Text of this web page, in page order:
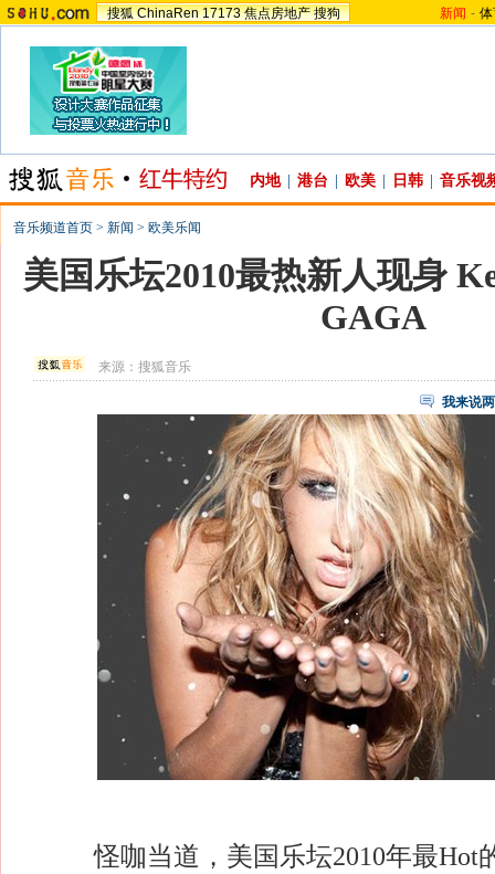
搜狐 ChinaRen 17173 焦点房地产 搜狗 新闻 -
内地 港台 欧美 日韩 音乐视
音乐频道首页 > 新闻 > 欧美乐闻
美国乐坛2010最热新人现身
GAGA
来源：搜狐音乐
我来说
怪咖当道，美国乐坛2010年最Hot